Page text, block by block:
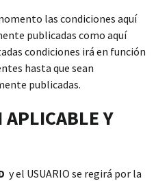
las condiciones aquí
publicadas como aquí
condiciones irá en función
hasta que sean
publicadas.
Y
y el USUARIO se regirá por la